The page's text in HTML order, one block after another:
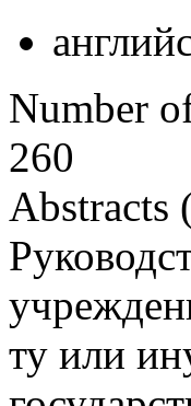
Number
260
Abstracts
ту или